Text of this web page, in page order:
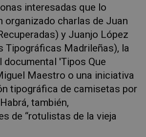
interesadas que lo
organizado charlas de Juan
y Juanjo López
Tipográficas Madrileñas), la
documental 'Tipos Que
Maestro o una iniciativa
tipográfica de camisetas por
también,
de “rotulistas de la vieja